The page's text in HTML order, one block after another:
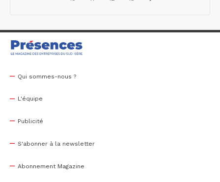
Qui sommes-nous ?
L'équipe
Publicité
S'abonner à la newsletter
Abonnement Magazine